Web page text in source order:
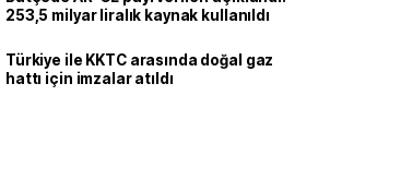
253,5 milyar liralık kaynak kullanıldı
Türkiye ile KKTC arasında doğal gaz
hattı için imzalar atıldı